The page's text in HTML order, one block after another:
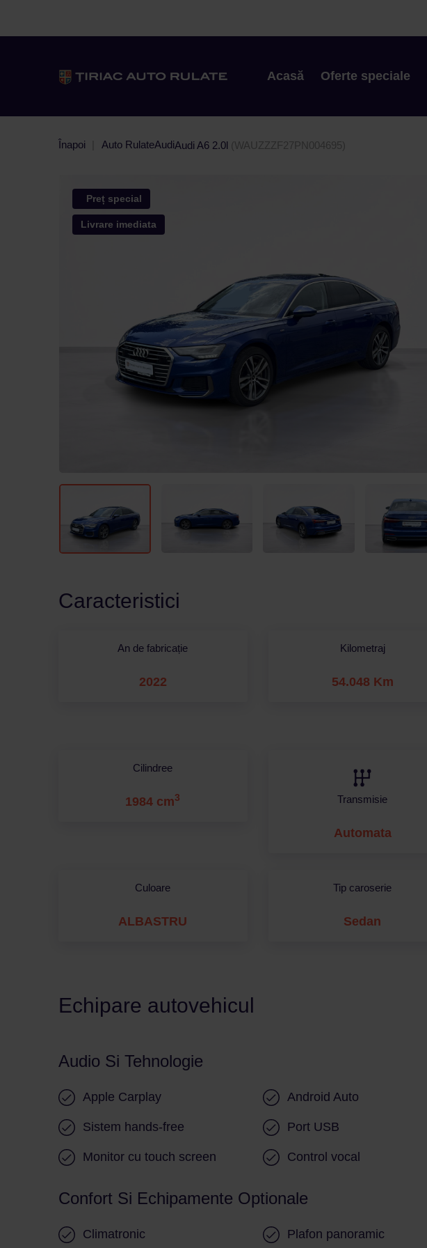
Acasă Oferte speciale
Înapoi Auto RulateAudiAudi A6 2.0l (WAUZZZF27PN004695)
Preț special
Livrare imediata
Caracteristici
An de fabricație
2022
Kilometraj
54.048 Km
Cilindree
1984 cm3 Transmisie
Automata
Culoare
ALBASTRU
Tip caroserie
Sedan
Echipare autovehicul
Audio Si Tehnologie
Apple Carplay Android Auto
Sistem hands-free Port USB
Monitor cu touch screen Control vocal
Confort Si Echipamente Optionale
Climatronic Plafon panoramic